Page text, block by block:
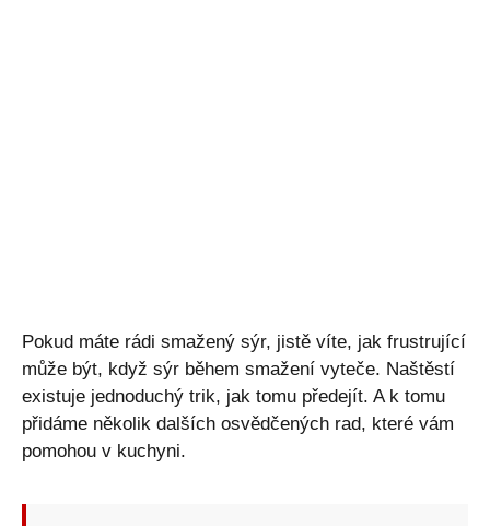
Pokud máte rádi smažený sýr, jistě víte, jak frustrující
může být, když sýr během smažení vyteče. Naštěstí
existuje jednoduchý trik, jak tomu předejít. A k tomu
přidáme několik dalších osvědčených rad, které vám
pomohou v kuchyni.